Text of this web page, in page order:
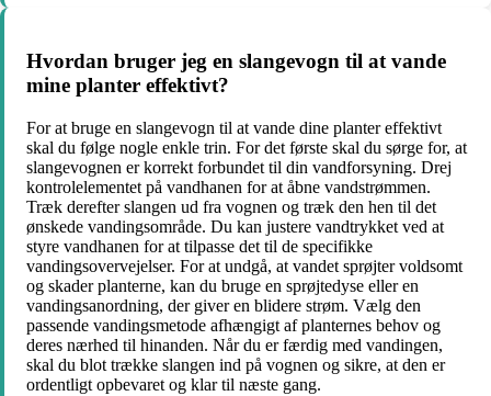
Hvordan bruger jeg en slangevogn til at vande
mine planter effektivt?
For at bruge en slangevogn til at vande dine planter effektivt
skal du følge nogle enkle trin. For det første skal du sørge for, at
slangevognen er korrekt forbundet til din vandforsyning. Drej
kontrolelementet på vandhanen for at åbne vandstrømmen.
Træk derefter slangen ud fra vognen og træk den hen til det
ønskede vandingsområde. Du kan justere vandtrykket ved at
styre vandhanen for at tilpasse det til de specifikke
vandingsovervejelser. For at undgå, at vandet sprøjter voldsomt
og skader planterne, kan du bruge en sprøjtedyse eller en
vandingsanordning, der giver en blidere strøm. Vælg den
passende vandingsmetode afhængigt af planternes behov og
deres nærhed til hinanden. Når du er færdig med vandingen,
skal du blot trække slangen ind på vognen og sikre, at den er
ordentligt opbevaret og klar til næste gang.